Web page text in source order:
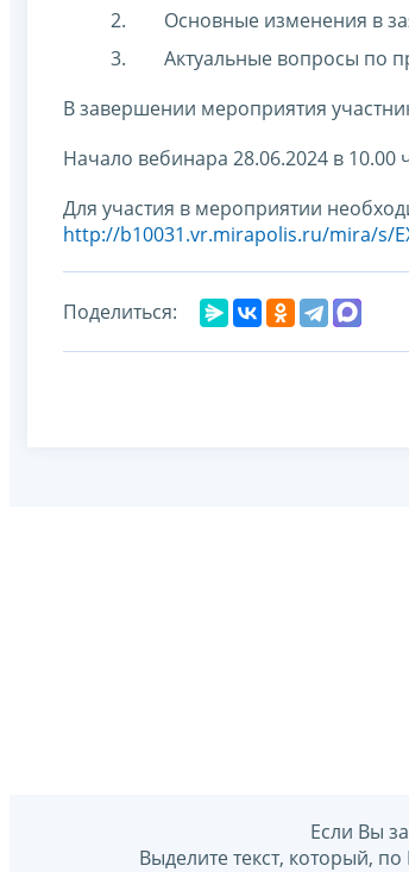
Основные изменения в
Актуальные вопросы по
В завершении мероприятия
Начало вебинара 28.06.2024 в
Для участия в мероприятии
http://b10031.vr.mirapolis.ru/mira/s/
Поделиться:
Если Вы
Выделите текст, который,